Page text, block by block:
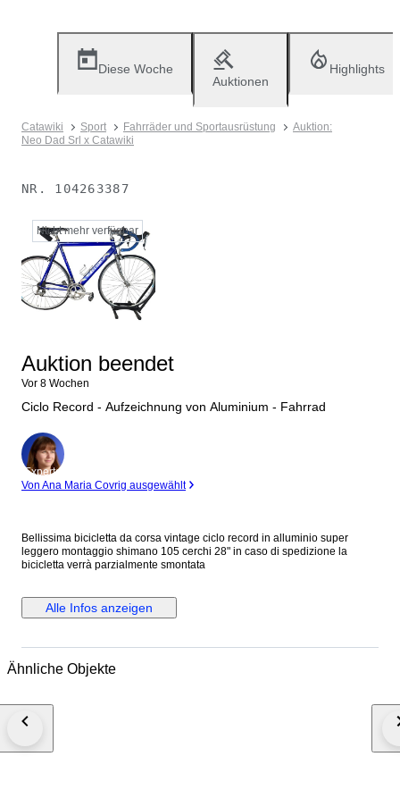
Diese Woche
Auktionen
Highlights
Catawiki Sport Fahrräder und Sportausrüstung
Auktion:
Neo Dad Srl x Catawiki
NR. 104263387
Nicht mehr verfügbar
Auktion beendet
Vor 8 Wochen
Ciclo Record - Aufzeichnung von Aluminium - Fahrrad
Experte
Von Ana Maria Covrig ausgewählt
Bellissima bicicletta da corsa vintage ciclo record in alluminio super
leggero montaggio shimano 105 cerchi 28" in caso di spedizione la
bicicletta verrà parzialmente smontata
Alle Infos anzeigen
Ähnliche Objekte